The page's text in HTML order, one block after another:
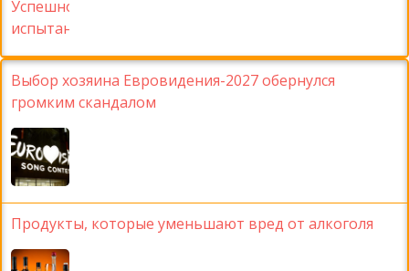
Выбор хозяина Евровидения-2027 обернулся
громким скандалом
Продукты, которые уменьшают вред от алкоголя